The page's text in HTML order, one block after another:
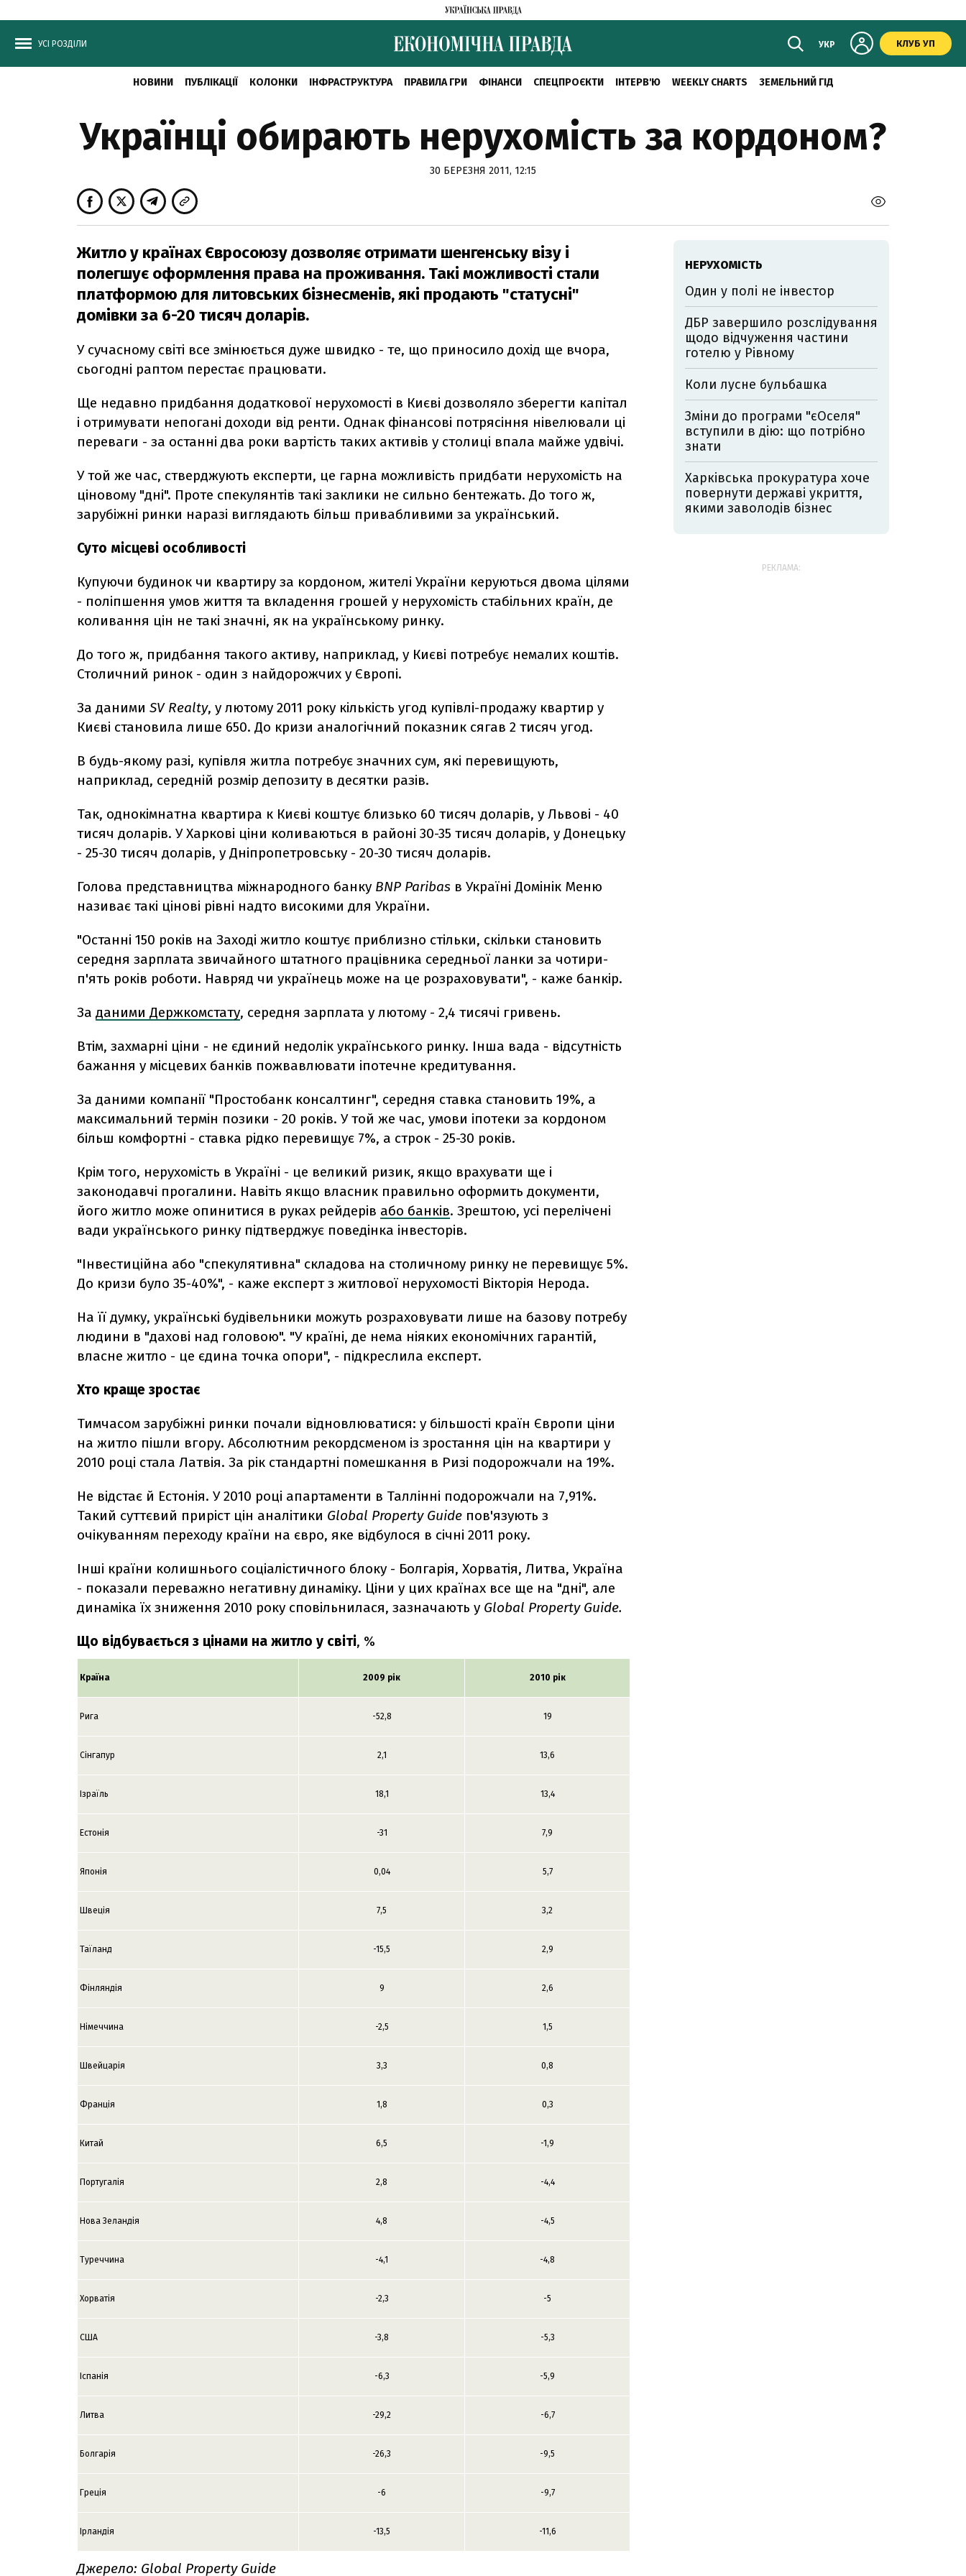
УСІ РОЗДІЛИ УКР КЛУБ УП
НОВИНИ ПУБЛІКАЦІЇ КОЛОНКИ ІНФРАСТРУКТУРА ПРАВИЛА ГРИ ФІНАНСИ СПЕЦПРОЄКТИ ІНТЕРВ'Ю WEEKLY CHARTS ЗЕМЕЛЬНИЙ ГІД
Українці обирають нерухомість за кордоном?
30 БЕРЕЗНЯ 2011, 12:15
Житло у країнах Євросоюзу дозволяє отримати шенгенську візу і
полегшує оформлення права на проживання. Такі можливості стали
платформою для литовських бізнесменів, які продають "статусні"
домівки за 6-20 тисяч доларів.
У сучасному світі все змінюється дуже швидко - те, що приносило дохід ще вчора,
сьогодні раптом перестає працювати.
Ще недавно придбання додаткової нерухомості в Києві дозволяло зберегти капітал
і отримувати непогані доходи від ренти. Однак фінансові потрясіння нівелювали ці
переваги - за останні два роки вартість таких активів у столиці впала майже удвічі.
У той же час, стверджують експерти, це гарна можливість придбати нерухомість на
ціновому "дні". Проте спекулянтів такі заклики не сильно бентежать. До того ж,
зарубіжні ринки наразі виглядають більш привабливими за український.
Суто місцеві особливості
Купуючи будинок чи квартиру за кордоном, жителі України керуються двома цілями
- поліпшення умов життя та вкладення грошей у нерухомість стабільних країн, де
коливання цін не такі значні, як на українському ринку.
До того ж, придбання такого активу, наприклад, у Києві потребує немалих коштів.
Столичний ринок - один з найдорожчих у Європі.
За даними SV Realty, у лютому 2011 року кількість угод купівлі-продажу квартир у
Києві становила лише 650. До кризи аналогічний показник сягав 2 тисяч угод.
В будь-якому разі, купівля житла потребує значних сум, які перевищують,
наприклад, середній розмір депозиту в десятки разів.
Так, однокімнатна квартира к Києві коштує близько 60 тисяч доларів, у Львові - 40
тисяч доларів. У Харкові ціни коливаються в районі 30-35 тисяч доларів, у Донецьку
- 25-30 тисяч доларів, у Дніпропетровську - 20-30 тисяч доларів.
Голова представництва міжнародного банку BNP Paribas в Україні Домінік Меню
називає такі цінові рівні надто високими для України.
"Останні 150 років на Заході житло коштує приблизно стільки, скільки становить
середня зарплата звичайного штатного працівника середньої ланки за чотири-
п'ять років роботи. Навряд чи українець може на це розраховувати", - каже банкір.
За даними Держкомстату, середня зарплата у лютому - 2,4 тисячі гривень.
Втім, захмарні ціни - не єдиний недолік українського ринку. Інша вада - відсутність
бажання у місцевих банків пожвавлювати іпотечне кредитування.
За даними компанії "Простобанк консалтинг", середня ставка становить 19%, а
максимальний термін позики - 20 років. У той же час, умови іпотеки за кордоном
більш комфортні - ставка рідко перевищує 7%, а строк - 25-30 років.
Крім того, нерухомість в Україні - це великий ризик, якщо врахувати ще і
законодавчі прогалини. Навіть якщо власник правильно оформить документи,
його житло може опинитися в руках рейдерів або банків. Зрештою, усі перелічені
вади українського ринку підтверджує поведінка інвесторів.
"Інвестиційна або "спекулятивна" складова на столичному ринку не перевищує 5%.
До кризи було 35-40%", - каже експерт з житлової нерухомості Вікторія Нерода.
На її думку, українські будівельники можуть розраховувати лише на базову потребу
людини в "дахові над головою". "У країні, де нема ніяких економічних гарантій,
власне житло - це єдина точка опори", - підкреслила експерт.
Хто краще зростає
Тимчасом зарубіжні ринки почали відновлюватися: у більшості країн Європи ціни
на житло пішли вгору. Абсолютним рекордсменом із зростання цін на квартири у
2010 році стала Латвія. За рік стандартні помешкання в Ризі подорожчали на 19%.
Не відстає й Естонія. У 2010 році апартаменти в Таллінні подорожчали на 7,91%.
Такий суттєвий приріст цін аналітики Global Property Guide пов'язують з
очікуванням переходу країни на євро, яке відбулося в січні 2011 року.
Інші країни колишнього соціалістичного блоку - Болгарія, Хорватія, Литва, Україна
- показали переважно негативну динаміку. Ціни у цих країнах все ще на "дні", але
динаміка їх зниження 2010 року сповільнилася, зазначають у Global Property Guide.
Що відбувається з цінами на житло у світі, %
Країна 2009 рік 2010 рік
Рига -52,8 19
Сінгапур 2,1 13,6
Ізраїль 18,1 13,4
Естонія -31 7,9
Японія 0,04 5,7
Швеція 7,5 3,2
Таїланд -15,5 2,9
Фінляндія 9 2,6
Німеччина -2,5 1,5
Швейцарія 3,3 0,8
Франція 1,8 0,3
Китай 6,5 -1,9
Португалія 2,8 -4,4
Нова Зеландія 4,8 -4,5
Туреччина -4,1 -4,8
Хорватія -2,3 -5
США -3,8 -5,3
Іспанія -6,3 -5,9
Литва -29,2 -6,7
Болгарія -26,3 -9,5
Греція -6 -9,7
Ірландія -13,5 -11,6
Джерело: Global Property Guide
НЕРУХОМІСТЬ
Один у полі не інвестор
ДБР завершило розслідування
щодо відчуження частини
готелю у Рівному
Коли лусне бульбашка
Зміни до програми "єОселя"
вступили в дію: що потрібно
знати
Харківська прокуратура хоче
повернути державі укриття,
якими заволодів бізнес
РЕКЛАМА: